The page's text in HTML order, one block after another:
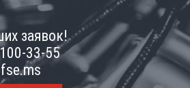
заявок!
33-55